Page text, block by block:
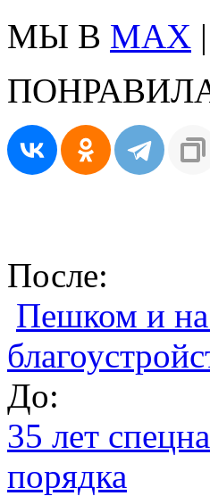
МЫ В MAX |
После:
Пешком и на
До:
35 лет
порядка